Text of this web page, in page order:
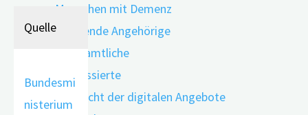
Menschen mit Demenz
Pflegende Angehörige
Ehrenamtliche
Interessierte
Übersicht der digitalen Angebote
Quelle
Bundesmi
nisterium
Sehverlust